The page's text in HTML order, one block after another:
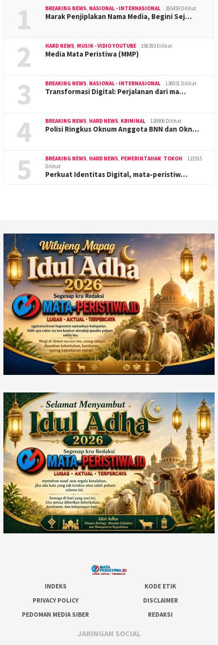
1 BREAKING NEWS, NASIONAL - INTERNASIONAL 265459 Dilihat
Marak Penjiplakan Nama Media, Begini Sej…
2 HARD NEWS, MUSIK - VIDIO YOUTUBE 198393 Dilihat
Media Mata Peristiwa (MMP)
3 BREAKING NEWS, NASIONAL - INTERNASIONAL 136031 Dilihat
Transformasi Digital: Perjalanan dari ma…
4 BREAKING NEWS, HARD NEWS, KRIMINAL 126906 Dilihat
Polisi Ringkus Oknum Anggota BNN dan Okn…
5 BREAKING NEWS, HARD NEWS, PEMERINTAHAN, TOKOH
121915
Dilihat
Perkuat Identitas Digital, mata-peristiw…
INDEKS
KODE ETIK
PRIVACY POLICY
DISCLAIMER
PEDOMAN MEDIA SIBER
REDAKSI
JARINGAN SOCIAL